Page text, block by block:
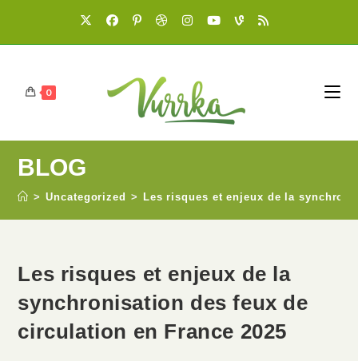
0
BLOG
> Uncategorized > Les risques et enjeux de la
Les risques et enjeux de la
synchronisation des feux de
circulation en France 2025